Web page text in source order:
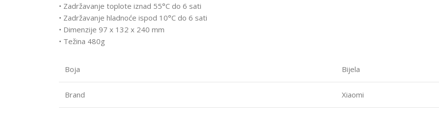
• Zadržavanje toplote iznad 55°C do 6 sati
• Zadržavanje hladnoće ispod 10°C do 6 sati
• Dimenzije 97 x 132 x 240 mm
• Težina 480g
Boja Bijela
Brand Xiaomi